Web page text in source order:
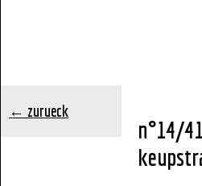
← zurueck
n°14/